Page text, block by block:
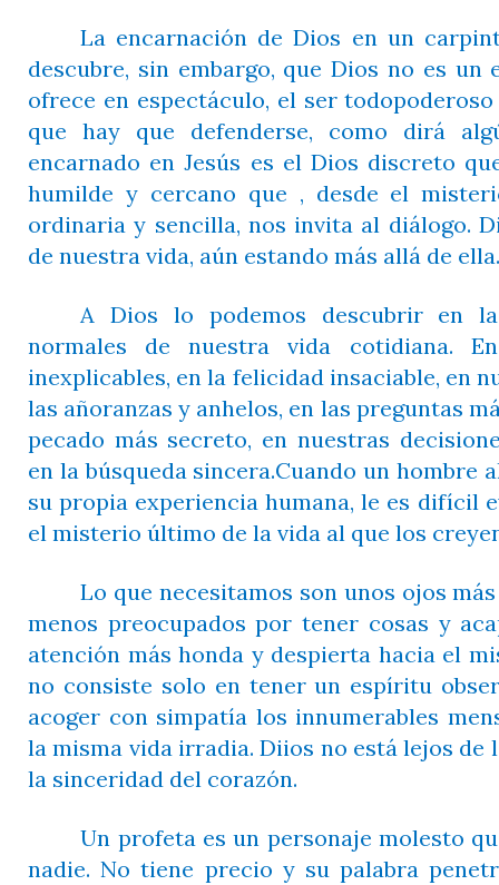
La encarnación de Dios en un
descubre, sin embargo, que Dios no es un
ofrece en espectáculo, el ser
que hay que defenderse, como dirá
encarnado en Jesús es el Dios discreto
humilde y cercano que , desde el
ordinaria y sencilla, nos invita al diálogo.
de nuestra vida, aún estando más allá de ella.
A Dios lo podemos descubrir en
normales de nuestra vida cotidiana.
inexplicables, en la felicidad insaciable, en
las añoranzas y anhelos, en las preguntas
pecado más secreto, en nuestras
en la búsqueda sincera.Cuando un hombre
su propia experiencia humana, le es difícil
el misterio último de la vida al que los
Lo que necesitamos son unos ojos
menos preocupados por tener cosas y
atención más honda y despierta hacia el
no consiste solo en tener un espíritu
acoger con simpatía los innumerables
la misma vida irradia. Diios no está lejos de
la sinceridad del corazón.
Un profeta es un personaje molesto
nadie. No tiene precio y su palabra